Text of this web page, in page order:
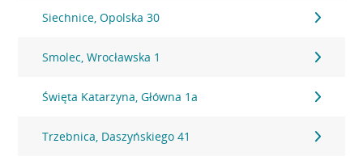
Siechnice, Opolska 30
Smolec, Wrocławska 1
Święta Katarzyna, Główna 1a
Trzebnica, Daszyńskiego 41